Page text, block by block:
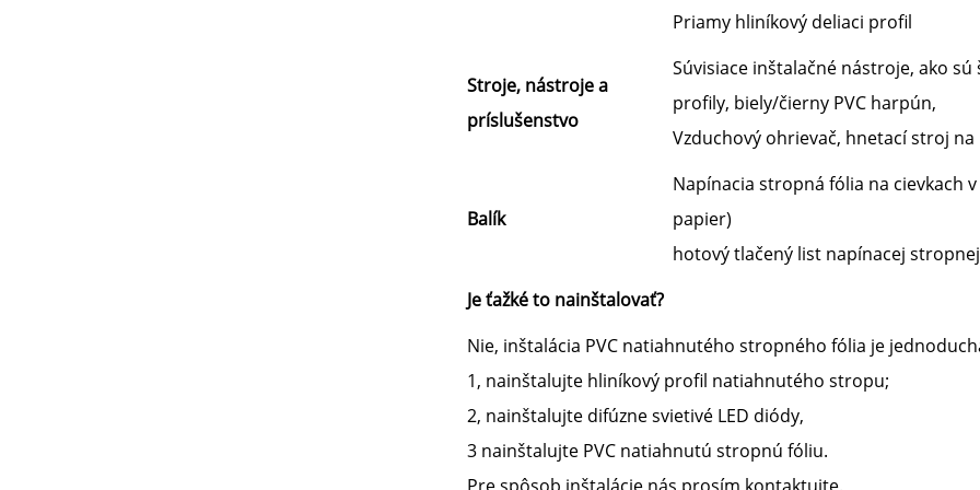
Priamy hliníkový deliaci profil
Stroje, nástroje a
príslušenstvo
Súvisiace inštalačné nástroje, ako
profily, biely/čierny PVC harpún,
Vzduchový ohrievač, hnetací stroj
Balík
Napínacia stropná fólia na cievkach
papier)
hotový tlačený list napínacej
Je ťažké to nainštalovať?
Nie, inštalácia PVC natiahnutého stropného fólia je
1, nainštalujte hliníkový profil natiahnutého stropu;
2, nainštalujte difúzne svietivé LED diódy,
3 nainštalujte PVC natiahnutú stropnú fóliu.